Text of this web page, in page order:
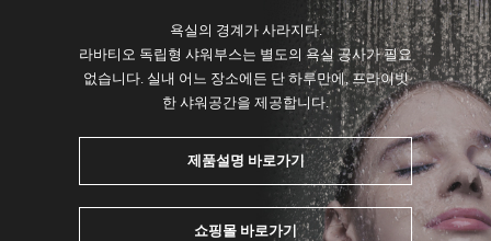
욕실의 경계가 사라지다.
라바티오 독립형 샤워부스는 별도의 욕실 공사가 필요
없습니다. 실내 어느 장소에든 단 하루만에, 프라이빗
한 샤워공간을 제공합니다.
제품설명 바로가기
쇼핑몰 바로가기